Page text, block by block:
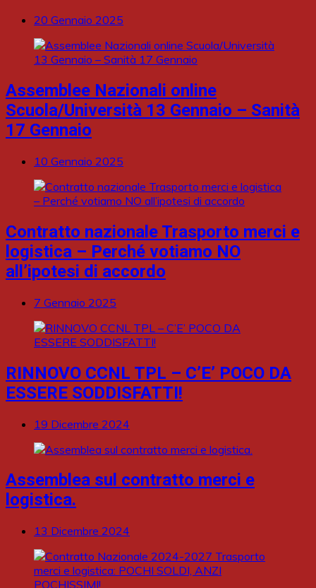
20 Gennaio 2025
Assemblee Nazionali online
Scuola/Università 13 Gennaio – Sanità
17 Gennaio
10 Gennaio 2025
Contratto nazionale Trasporto merci e
logistica – Perché votiamo NO
all’ipotesi di accordo
7 Gennaio 2025
RINNOVO CCNL TPL – C’E’ POCO DA
ESSERE SODDISFATTI!
19 Dicembre 2024
Assemblea sul contratto merci e
logistica.
13 Dicembre 2024